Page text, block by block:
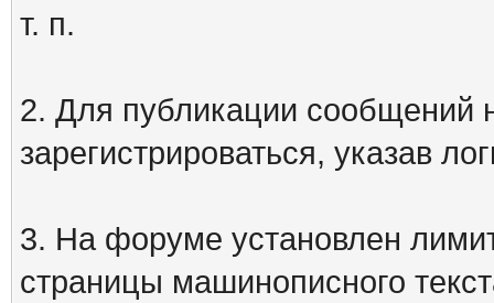
т. п.
2. Для публикации сообщений
зарегистрироваться, указав
3. На форуме установлен
страницы машинописного